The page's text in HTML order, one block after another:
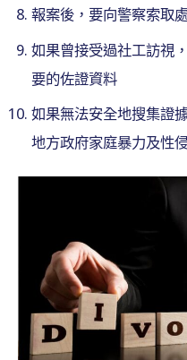
報案後，要向警察索取
如果曾接受過社工訪視
要的佐證資料
如果無法安全地搜集證
地方政府家庭暴力及性